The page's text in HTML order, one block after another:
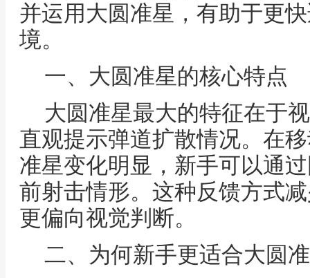
并运用大圆准星，有助于更
境。
一、大圆准星的核心特点
大圆准星最大的特征在于
直观提示弹道扩散情况。在
准星变化明显，新手可以通
前射击情形。这种反馈方式
更偏向视觉判断。
二、为何新手更适合大圆